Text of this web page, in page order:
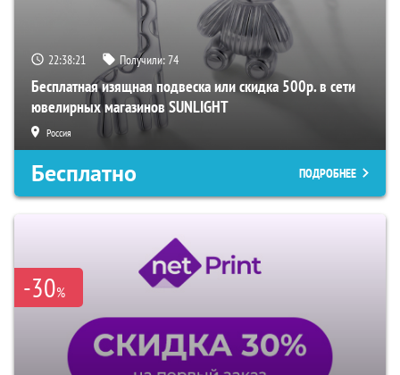
22:38:20 Получили:74
Бесплатная изящная подвеска или скидка 500р. в сети
ювелирных магазинов SUNLIGHT
Россия
Бесплатно ПОДРОБНЕЕ
-30%